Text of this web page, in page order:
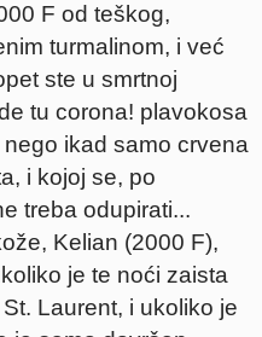
F od teškog,
turmalinom, i već
ste u smrtnoj
tu corona! plavokosa
ikad samo crvena
i kojoj se, po
treba odupirati...
Kelian (2000 F),
je te noći zaista
Laurent, i ukoliko je